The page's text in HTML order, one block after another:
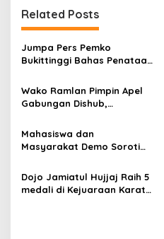
i
g
a
s
i
p
s
Related Posts
Jumpa Pers Pemko
Bukittinggi Bahas Penataan
Kampus UFDK
Wako Ramlan Pimpin Apel
Gabungan Dishub,
Persiapan Angkutan Gratis
Pelajar
Mahasiswa dan
Masyarakat Demo Soroti
PP, GMNI Bukittinggi
Kecewa Wali Kota dan
DPRD Tak Hadir Temui
Dojo Jamiatul Hujjaj Raih 5
medali di Kejuaraan Karate